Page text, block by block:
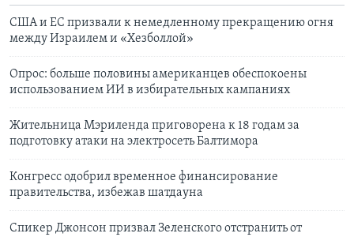
США и ЕС призвали к немедленному прекращению огня
между Израилем и «Хезболлой»
Опрос: больше половины американцев обеспокоены
использованием ИИ в избирательных кампаниях
Жительница Мэриленда приговорена к 18 годам за
подготовку атаки на электросеть Балтимора
Конгресс одобрил временное финансирование
правительства, избежав шатдауна
Спикер Джонсон призвал Зеленского отстранить от